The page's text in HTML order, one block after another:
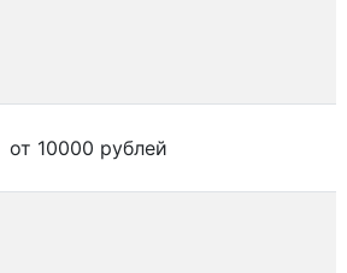
от 10000 рублей